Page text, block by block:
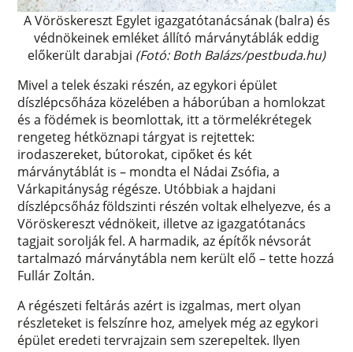
A Vöröskereszt Egylet igazgatótanácsának (balra) és
védnökeinek emléket állító márványtáblák eddig
előkerült darabjai (Fotó: Both Balázs/pestbuda.hu)
Mivel a telek északi részén, az egykori épület
díszlépcsőháza közelében a háborúban a homlokzat
és a födémek is beomlottak, itt a törmelékrétegek
rengeteg hétköznapi tárgyat is rejtettek:
irodaszereket, bútorokat, cipőket és két
márványtáblát is – mondta el Nádai Zsófia, a
Várkapitányság régésze. Utóbbiak a hajdani
díszlépcsőház földszinti részén voltak elhelyezve, és a
Vöröskereszt védnökeit, illetve az igazgatótanács
tagjait sorolják fel. A harmadik, az építők névsorát
tartalmazó márványtábla nem került elő – tette hozzá
Fullár Zoltán.
A régészeti feltárás azért is izgalmas, mert olyan
részleteket is felszínre hoz, amelyek még az egykori
épület eredeti tervrajzain sem szerepeltek. Ilyen